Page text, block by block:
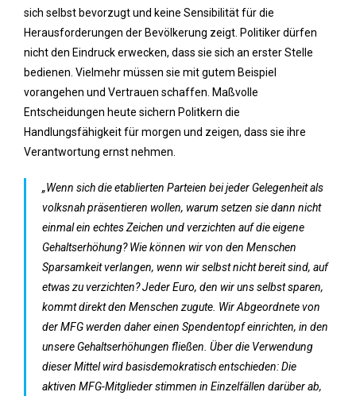
sich selbst bevorzugt und keine Sensibilität für die
Herausforderungen der Bevölkerung zeigt. Politiker dürfen
nicht den Eindruck erwecken, dass sie sich an erster Stelle
bedienen. Vielmehr müssen sie mit gutem Beispiel
vorangehen und Vertrauen schaffen. Maßvolle
Entscheidungen heute sichern Politkern die
Handlungsfähigkeit für morgen und zeigen, dass sie ihre
Verantwortung ernst nehmen.
„Wenn sich die etablierten Parteien bei jeder Gelegenheit als
volksnah präsentieren wollen, warum setzen sie dann nicht
einmal ein echtes Zeichen und verzichten auf die eigene
Gehaltserhöhung? Wie können wir von den Menschen
Sparsamkeit verlangen, wenn wir selbst nicht bereit sind, auf
etwas zu verzichten? Jeder Euro, den wir uns selbst sparen,
kommt direkt den Menschen zugute. Wir Abgeordnete von
der MFG werden daher einen Spendentopf einrichten, in den
unsere Gehaltserhöhungen fließen. Über die Verwendung
dieser Mittel wird basisdemokratisch entschieden: Die
aktiven MFG-Mitglieder stimmen in Einzelfällen darüber ab,